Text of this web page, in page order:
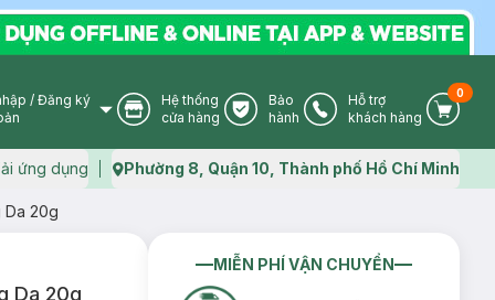
User Icon
/ Đăng ký
Store Icon
Hệ thống
cửa hàng
Warranty Icon
Bảo
hành
Phone Icon
Hỗ trợ
khách hàng
Cart
0
ứng dụng Map icon
Phường 8, Quận 10, Thành phố Hồ Chí Minh
Da 20g
Da 20g
MIỄN PHÍ VẬN CHUYỂN